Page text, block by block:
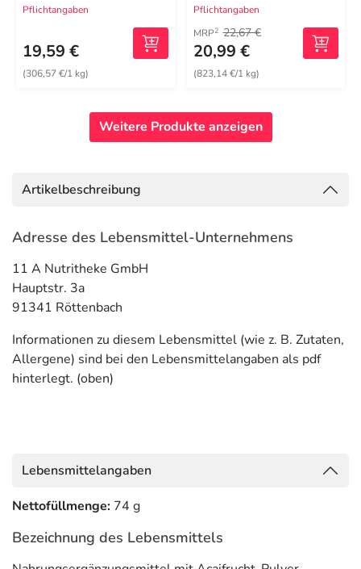
Pflichtangaben
19,59 €
(306,57 €/1 kg)
Pflichtangaben
MRP2 22,67 €
20,99 €
(823,14 €/1 kg)
Weitere Produkte anzeigen
Artikelbeschreibung
Adresse des Lebensmittel-Unternehmens
11 A Nutritheke GmbH
Hauptstr. 3a
91341 Röttenbach
Informationen zu diesem Lebensmittel (wie z. B. Zutaten,
Allergene) sind bei den Lebensmittelangaben als pdf
hinterlegt. (oben)
Lebensmittelangaben
Nettofüllmenge: 74 g
Bezeichnung des Lebensmittels